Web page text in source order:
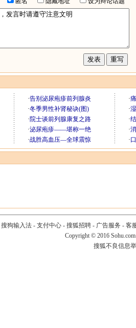
搜狗输入法- 支付中心- 搜狐招聘- 广告服务 - 客
Copyright © 2016
搜狐不良信息